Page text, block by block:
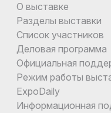
О выставке
Разделы выставки
Список участников
Деловая программа
Официальная
Режим работы
ExpoDaily
Информационная